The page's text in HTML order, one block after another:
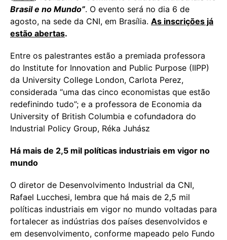
Brasil e no Mundo”. O evento será no dia 6 de
agosto, na sede da CNI, em Brasília. As inscrições já
estão abertas.
Entre os palestrantes estão a premiada professora
do Institute for Innovation and Public Purpose (IIPP)
da University College London, Carlota Perez,
considerada “uma das cinco economistas que estão
redefinindo tudo”; e a professora de Economia da
University of British Columbia e cofundadora do
Industrial Policy Group, Réka Juhász
Há mais de 2,5 mil políticas industriais em vigor no
mundo
O diretor de Desenvolvimento Industrial da CNI,
Rafael Lucchesi, lembra que há mais de 2,5 mil
políticas industriais em vigor no mundo voltadas para
fortalecer as indústrias dos países desenvolvidos e
em desenvolvimento, conforme mapeado pelo Fundo